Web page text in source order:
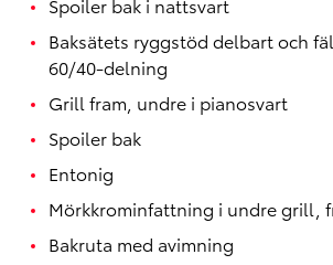
Baksätets ryggstöd delbart och
60/40-delning
Grill fram, undre i pianosvart
Spoiler bak
Entonig
Mörkkrominfattning i undre grill,
Bakruta med avimning